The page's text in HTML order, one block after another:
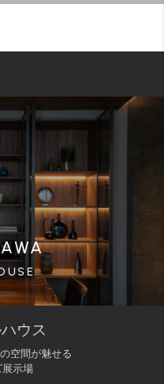
ウス
空間が魅せる
展示場